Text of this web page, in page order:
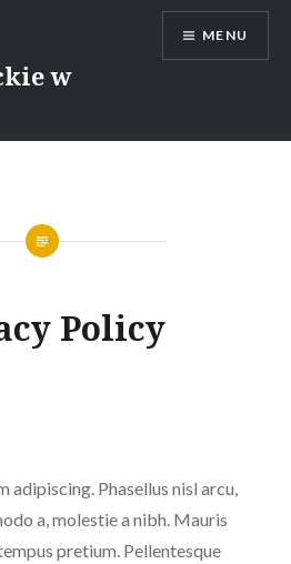
w
MENU
Policy
Phasellus nisl arcu,
a, molestie a nibh. Mauris
pretium. Pellentesque